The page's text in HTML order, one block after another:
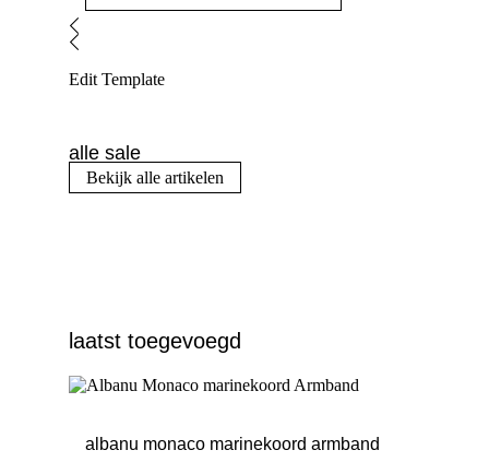
Edit Template
alle sale
Bekijk alle artikelen
laatst toegevoegd
albanu monaco marinekoord armband